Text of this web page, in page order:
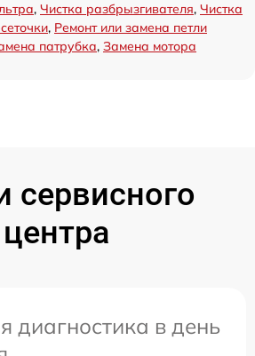
, Чистка разбрызгивателя, Чистка
, Ремонт или замена петли
патрубка, Замена мотора
сервисного
центра
диагностика в день